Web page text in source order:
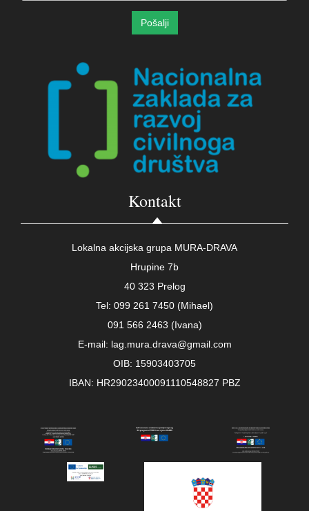
Kontakt
Lokalna akcijska grupa MURA-DRAVA
Hrupine 7b
40 323 Prelog
Tel: 099 261 7450 (Mihael)
091 566 2463 (Ivana)
E-mail: lag.mura.drava@gmail.com
OIB: 15903403705
IBAN: HR29023400091110548827 PBZ